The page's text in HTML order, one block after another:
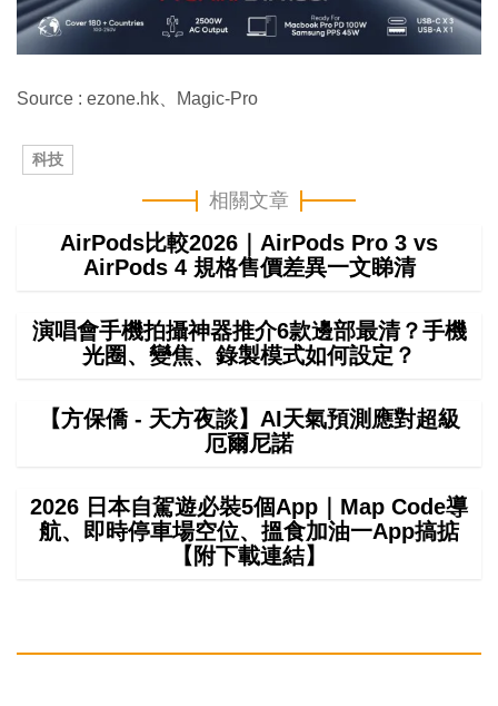
Source : ezone.hk、Magic-Pro
科技
相關文章
AirPods比較2026｜AirPods Pro 3 vs
AirPods 4 規格售價差異一文睇清
演唱會手機拍攝神器推介6款邊部最清？手機
光圈、變焦、錄製模式如何設定？
【方保僑 - 天方夜談】AI天氣預測應對超級
厄爾尼諾
2026 日本自駕遊必裝5個App｜Map Code導
航、即時停車場空位、搵食加油一App搞掂
【附下載連結】